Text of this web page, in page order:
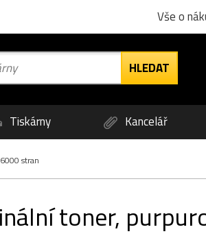
Vše o
Tiskárny Kancelář
stran
toner,